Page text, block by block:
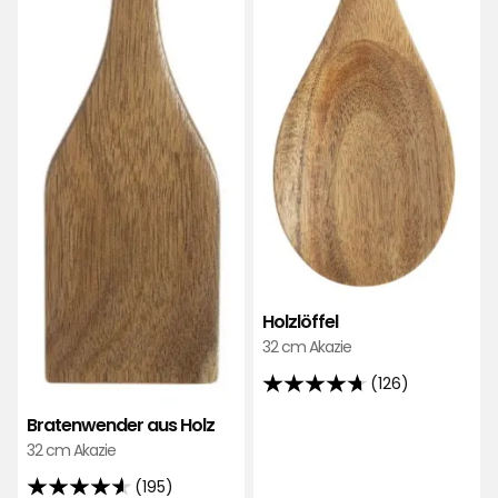
Bratenwender aus Holz
32 cm Akazie
(195)
Holzlöffel
32 cm Akazie
(126)
4.7